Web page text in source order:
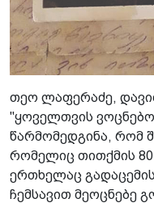
თეო ლაფერაძე,
"ყოველთვის
წარმომედგინა, რომ
რომელიც თითქმის
ერთხელაც
ჩემსავით მეოცნებე